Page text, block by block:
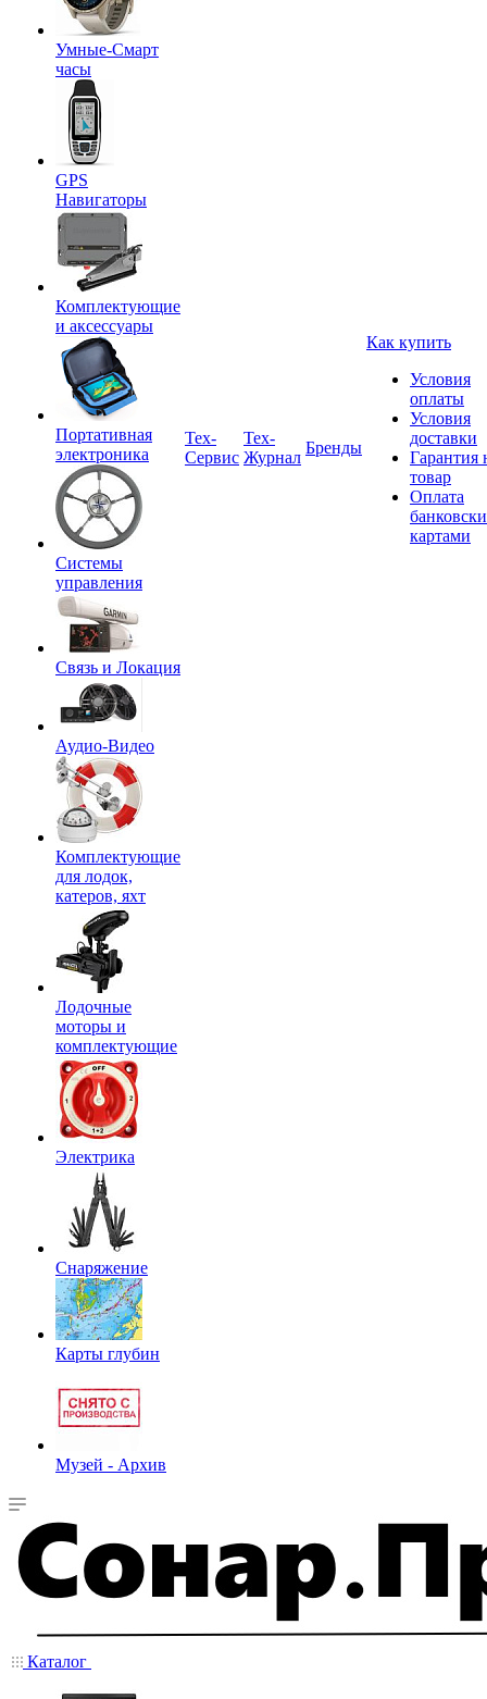
Умные-Смарт
часы
GPS
Навигаторы
Комплектующие
и аксессуары
Портативная
электроника
Системы
управления
Связь и Локация
Аудио-Видео
Комплектующие
для лодок,
катеров, яхт
Лодочные
моторы и
комплектующие
Электрика
Снаряжение
Карты глубин
Музей - Архив
Tex-
Сервис
Тех-
Журнал
Бренды
Как купить
Условия
оплаты
Условия
доставки
Гарантия
товар
Оплата
картами
Каталог